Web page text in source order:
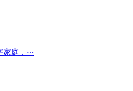
庭，···